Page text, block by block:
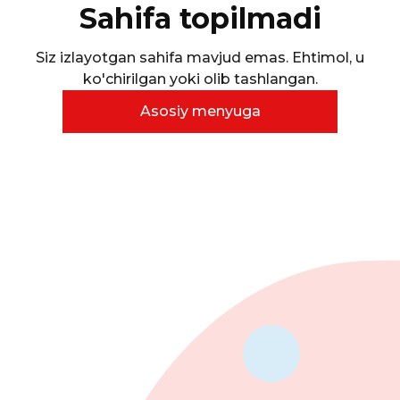
Sahifa topilmadi
Siz izlayotgan sahifa mavjud emas. Ehtimol, u
ko'chirilgan yoki olib tashlangan.
Asosiy menyuga